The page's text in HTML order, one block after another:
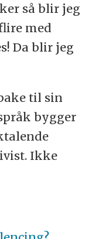
så blir jeg
med
Da blir jeg
til sin
bygger
Ikke